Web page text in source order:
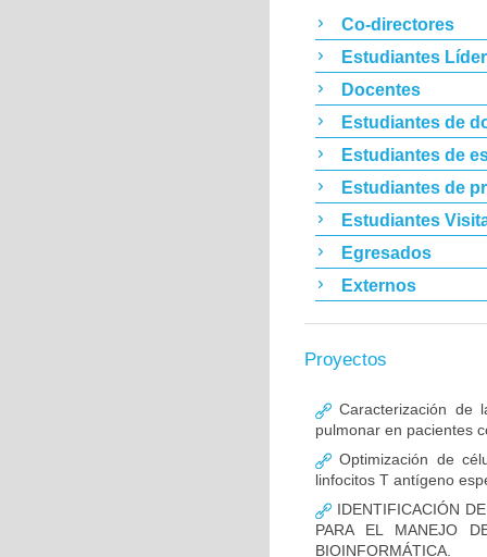
Co-directores
Estudiantes
Docentes
Estudiantes de
Estudiantes de
Estudiantes de
Estudiantes
Egresados
Externos
Proyectos
Caracterización de
pulmonar en pacientes
Optimización de
linfocitos T antígeno
IDENTIFICACIÓN
PARA EL MANEJO
BIOINFORMÁTICA.